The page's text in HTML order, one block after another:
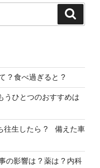
? 食べ過ぎると ?
うひとつのおすすめは
往生したら ? 備えた車
の影響は ? 薬は ? 内科